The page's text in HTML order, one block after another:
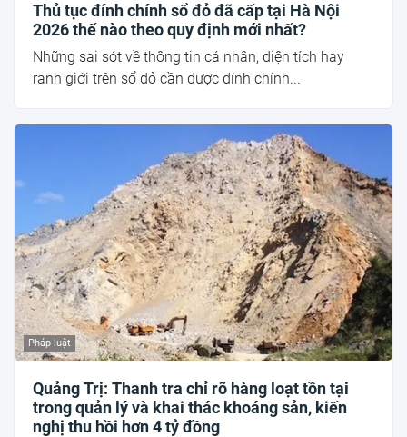
Thủ tục đính chính sổ đỏ đã cấp tại Hà Nội
2026 thế nào theo quy định mới nhất?
Những sai sót về thông tin cá nhân, diện tích hay
ranh giới trên sổ đỏ cần được đính chính...
Pháp luật
Quảng Trị: Thanh tra chỉ rõ hàng loạt tồn tại
trong quản lý và khai thác khoáng sản, kiến
nghị thu hồi hơn 4 tỷ đồng